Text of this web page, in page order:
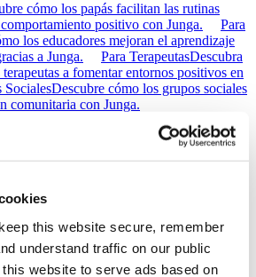
this website secure, remember
understand traffic on our public
website to serve ads based on
cómo los papás facilitan las rutinas
positivo con Junga.
Para
los educadores mejoran el aprendizaje
a Junga.
Para TerapeutasDescubra
a fomentar entornos positivos en
SocialesDescubre cómo los grupos sociales
comunitaria con Junga.
educativas para enseñar a los niños a
ahorrar e invertir.
a los padres a enseñar a sus hijos sobre
una tarjeta de débito segura, tareas
inversión.
Junga contra
a los maestros, los estudiantes y las